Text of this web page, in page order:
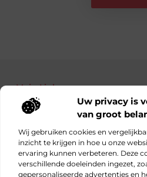
Uw privacy is
van groot
Wij gebruiken cookies en
inzicht te krijgen in hoe u onze
ervaring kunnen verbeteren. Deze
verschillende doeleinden ingezet,
gepersonaliseerde advertenties en
Main Links
Bekende Nederlanders
Elke dag iets nieuws op
Blogs vol inspiratie, inzichten